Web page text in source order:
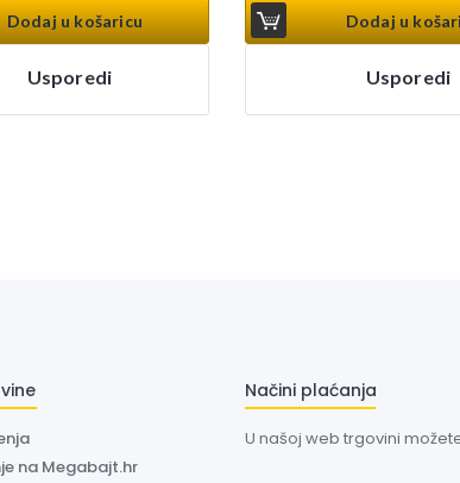
Dodaj u košaricu
Usporedi
Dodaj u
Usporedi
na Megabajt.hr
Načini plaćanja
U našoj web trgovini